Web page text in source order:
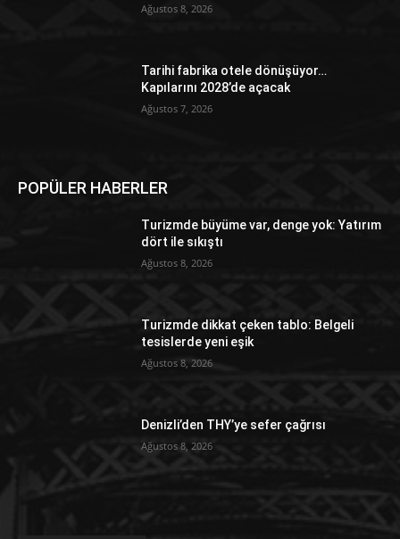
Ağustos 8, 2026
Tarihi fabrika otele dönüşüyor…
Kapılarını 2028’de açacak
Ağustos 7, 2026
POPÜLER HABERLER
Turizmde büyüme var, denge yok: Yatırım
dört ile sıkıştı
Ağustos 8, 2026
Turizmde dikkat çeken tablo: Belgeli
tesislerde yeni eşik
Ağustos 8, 2026
Denizli’den THY’ye sefer çağrısı
Ağustos 8, 2026